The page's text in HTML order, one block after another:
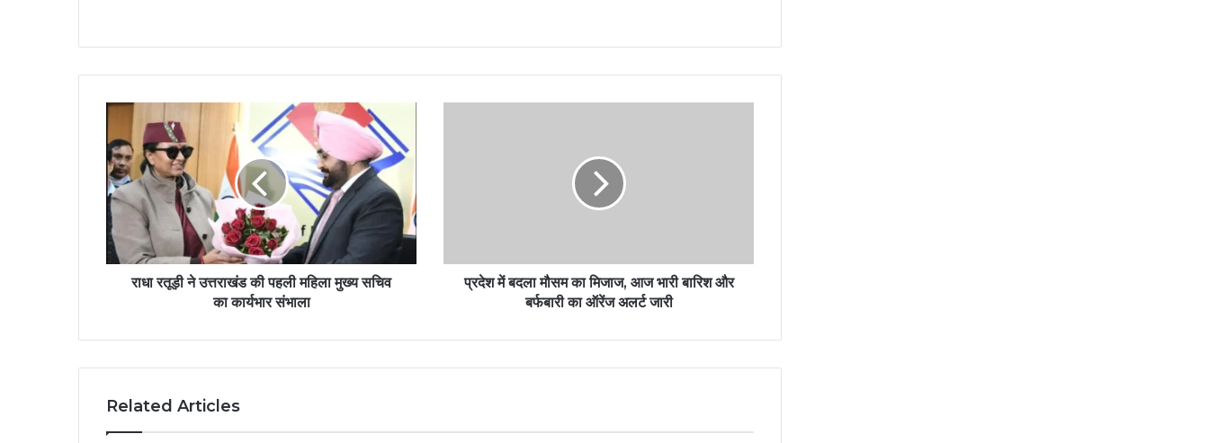
राधा रतूड़ी ने उत्तराखंड की पहली महिला मुख्य सचिव
का कार्यभार संभाला
प्रदेश में बदला मौसम का मिजाज, आज भारी बारिश और
बर्फबारी का ऑरेंज अलर्ट जारी
Related Articles